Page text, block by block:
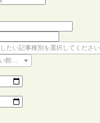
たい記事種別を選択してください
館種を選択してください